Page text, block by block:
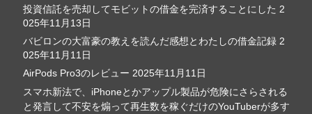
投資信託を売却してモビットの借金を完済することにした 2
025年11月13日
バビロンの大富豪の教えを読んだ感想とわたしの借金記録 2
025年11月11日
AirPods Pro3のレビュー 2025年11月11日
スマホ新法で、iPhoneとかアップル製品が危険にさらされる
と発言して不安を煽って再生数を稼ぐだけのYouTuberが多す